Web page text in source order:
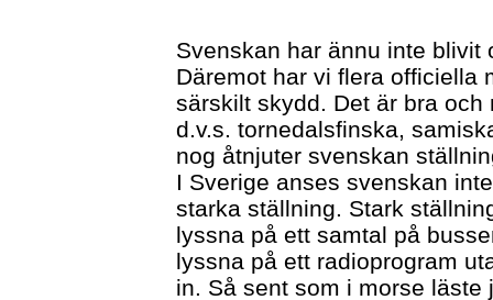
Svenskan har ännu inte
Däremot har vi flera officiella
särskilt skydd. Det är bra
d.v.s. tornedalsfinska,
nog åtnjuter svenskan
I Sverige anses svenskan
starka ställning. Stark
lyssna på ett samtal på
lyssna på ett radioprogram
in. Så sent som i morse